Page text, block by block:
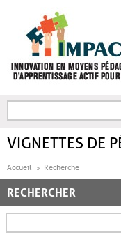
FORMULAIRE DE
VIGNETTES DE
Accueil Recherche
RECHERCHER